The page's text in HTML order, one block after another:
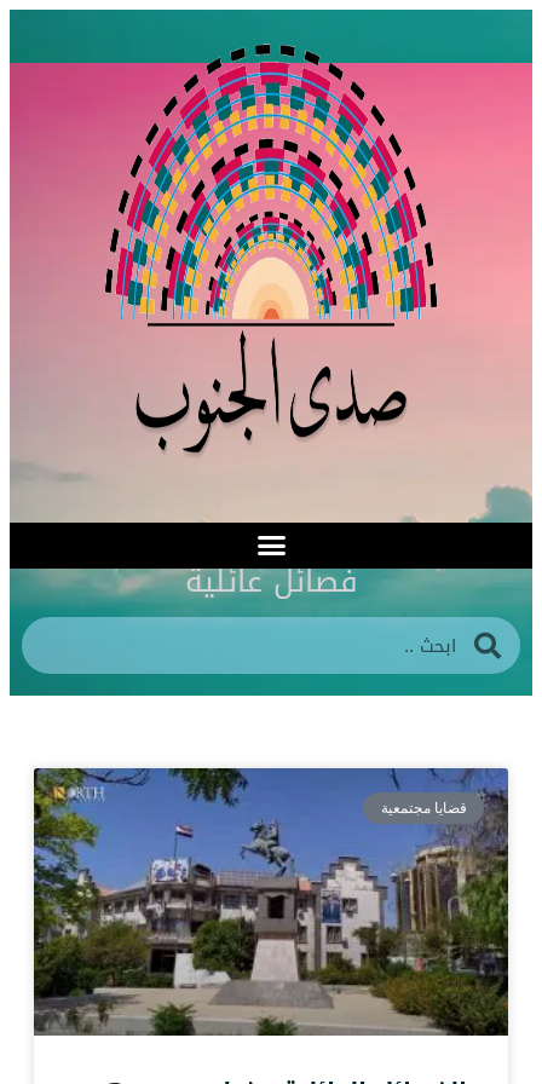
فصائل عائلية
قضايا مجتمعية